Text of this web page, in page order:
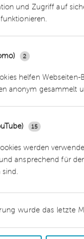
und Zugriff auf
2
helfen
anonym gesammelt
15
werden
ansprechend für
wurde das letzte
noch die
geworden.
Länder
und zum